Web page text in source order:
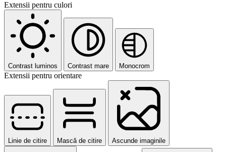
Extensii pentru culori
Contrast luminos Contrast mare Monocrom
Extensii pentru orientare
Linie de citire Mască de citire Ascunde imaginile